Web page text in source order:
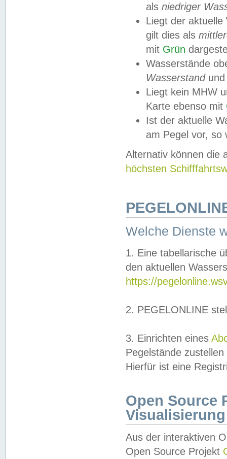
als niedriger
Liegt der
gilt dies als
mit Grün
Wasserstände
Wasserstandund
Liegt kein MHW
Karte ebenso mit
Ist der aktuelle
am Pegel vor,
Alternativ können die
höchsten
Welche Dienste
1. Eine tabellarische
den aktuellen
https://
2. PEGELONLINE
3. Einrichten eines
Pegelstände
Hierfür ist eine
Open Source
Visualisierung
Aus der interaktiven
Open Source Projekt